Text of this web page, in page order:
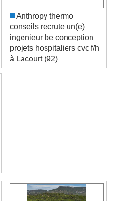
Anthropy thermo
conseils recrute un(e)
ingénieur be conception
projets hospitaliers cvc f/h
à Lacourt (92)